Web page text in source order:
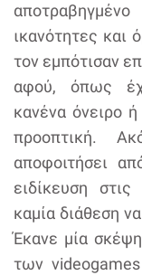
ικανότητες και
τον εμπότισαν
αφού, όπως
κανένα όνειρο
προοπτική.
αποφοιτήσει
ειδίκευση
καμία διάθεση
Έκανε μία
των